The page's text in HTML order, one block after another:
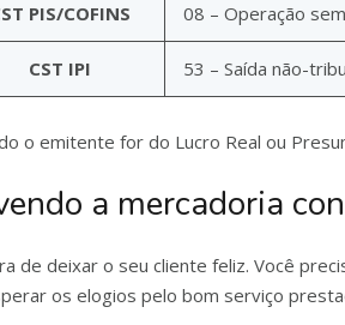
PIS/COFINS 08 – Operação
CST IPI 53 – Saída não-
o emitente for do Lucro Real ou
a mercadoria
de deixar o seu cliente feliz. Você
os elogios pelo bom serviço